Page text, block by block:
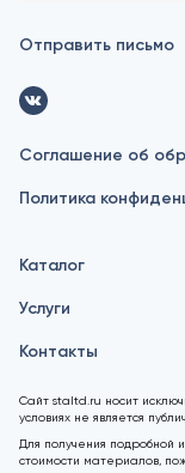
Отправить письмо
Соглашение об
Политика
Каталог
Услуги
Контакты
Сайт staltd.ru носит
условиях не является
Для получения подробной
стоимости материалов,